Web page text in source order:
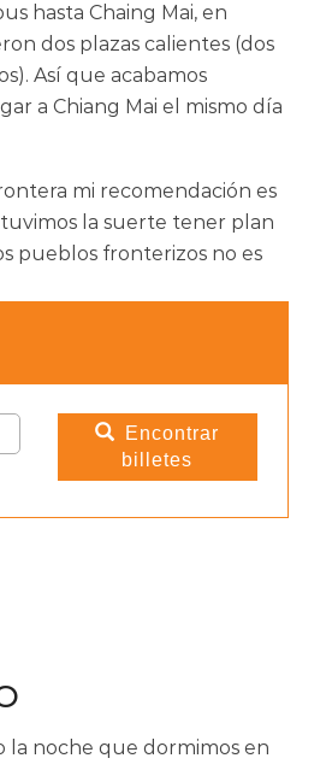
hasta Chaing Mai, en
dos plazas calientes (dos
Así que acabamos
a Chiang Mai el mismo día
mi recomendación es
la suerte tener plan
pueblos fronterizos no es
Encontrar
billetes
la noche que dormimos en